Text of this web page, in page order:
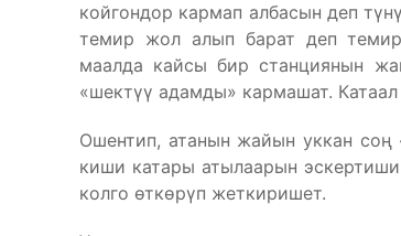
койгондор кармап албасын деп
темир жол алып барат деп темир
маалда кайсы бир станциянын
«шектүү адамды» кармашат.
Ошентип, атанын жайын уккан соң
киши катары атылаарын
колго өткөрүп жеткиришет.